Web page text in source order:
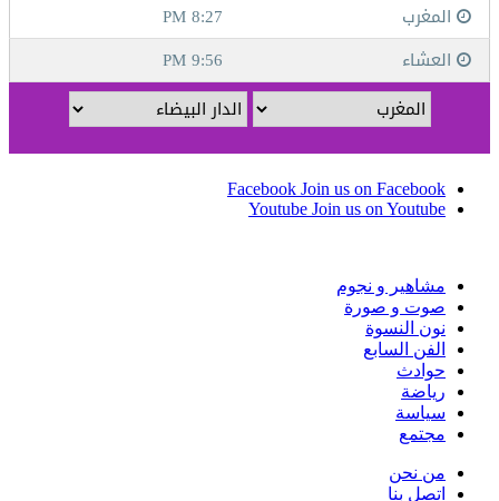
Facebook Join us on Facebook
Youtube Join us on Youtube
مشاهير و نجوم
صوت و صورة
نون النسوة
الفن السابع
حوادث
رياضة
سياسة
مجتمع
من نحن
اتصل بنا